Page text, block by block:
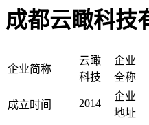
成都云瞰科技
企业简称
云瞰
科技
企业
全称
成立时间 2014
企业
地址